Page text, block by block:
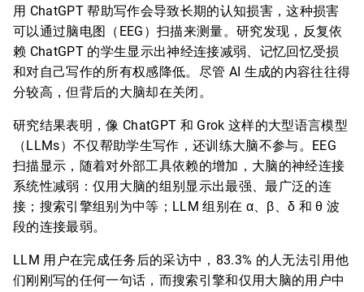
用 ChatGPT 帮助写作会导致长期的认知损害，这种损害
可以通过脑电图（EEG）扫描来测量。研究发现，反复依
赖 ChatGPT 的学生显示出神经连接减弱、记忆回忆受损
和对自己写作的所有权感降低。尽管 AI 生成的内容往往得
分较高，但背后的大脑却在关闭。
研究结果表明，像 ChatGPT 和 Grok 这样的大型语言模型
（LLMs）不仅帮助学生写作，还训练大脑不参与。EEG
扫描显示，随着对外部工具依赖的增加，大脑的神经连接
系统性减弱：仅用大脑的组别显示出最强、最广泛的连
接；搜索引擎组别为中等；LLM 组别在 α、β、δ 和 θ 波
段的连接最弱。
LLM 用户在完成任务后的采访中，83.3% 的人无法引用他
们刚刚写的任何一句话，而搜索引擎和仅用大脑的用户中